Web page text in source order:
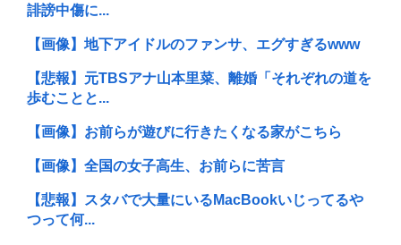
誹謗中傷に...
【画像】地下アイドルのファンサ、エグすぎるwww
【悲報】元TBSアナ山本里菜、離婚「それぞれの道を
歩むことと...
【画像】お前らが遊びに行きたくなる家がこちら
【画像】全国の女子高生、お前らに苦言
【悲報】スタバで大量にいるMacBookいじってるや
つって何...